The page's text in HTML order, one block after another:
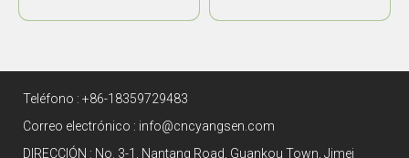
Teléfono : +86-18359729483
Correo electrónico : info@cncyangsen.com
DIRECCIÓN : No. 3-1, Nantang Road, Guankou Town, Jimei